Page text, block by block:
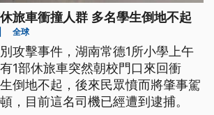
旅車衝撞人群 多名學生倒地不起
全球
攻擊事件，湖南常德1所小學上午
1部休旅車突然朝校門口來回衝
倒地不起，後來民眾憤而將肇事駕
，目前這名司機已經遭到逮捕。